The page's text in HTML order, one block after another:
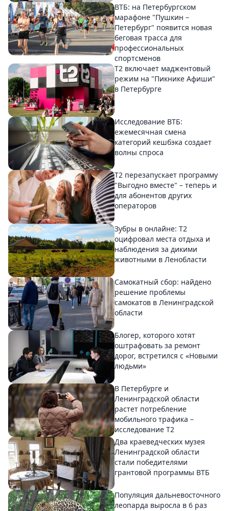
ВТБ: на Петербургском
марафоне "Пушкин –
Петербург" появится новая
беговая трасса для
профессиональных
спортсменов
Т2 включает маджентовый
режим на "Пикнике Афиши"
в Петербурге
Исследование ВТБ:
ежемесячная смена
категорий кешбэка создает
волны спроса
Т2 перезапускает программу
"Выгодно вместе" – теперь и
для абонентов других
операторов
Зубры в онлайне: Т2
оцифровал места отдыха и
наблюдения за дикими
животными в Ленобласти
Самокатный сбор: найдено
решение проблемы
самокатов в Ленинградской
области
Блогер, которого хотят
оштрафовать за ремонт
дорог, встретился с «Новыми
людьми»
В Петербурге и
Ленинградской области
растет потребление
мобильного трафика –
исследование T2
Два краеведческих музея
Ленинградской области
стали победителями
грантовой программы ВТБ
Популяция дальневосточного
леопарда выросла в 6 раз